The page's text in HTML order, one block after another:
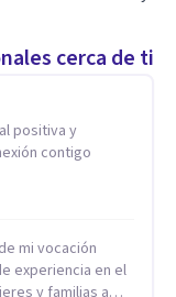
cerca de ti
positiva y
contigo
mi vocación
experiencia en el
y familias a